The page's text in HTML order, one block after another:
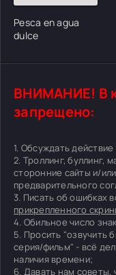
Pesca en agua
dulce
ВНИМАНИЕ! В
запрещено:
1. Обсуждать
2. Троллинг, буллинг,
сторонние сайты и/
предварительного
3. Писать об ошибках
прикрепленного
4. Обильное число
5. Просить "озвучить
серия/фильм" - всё
наличия времени;
6. Давать нам советы,